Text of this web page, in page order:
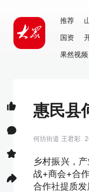
推荐
国资
果然视频
惠民县
何坊街道 王君彩
乡村振兴，
战+商会+合
合作社提质